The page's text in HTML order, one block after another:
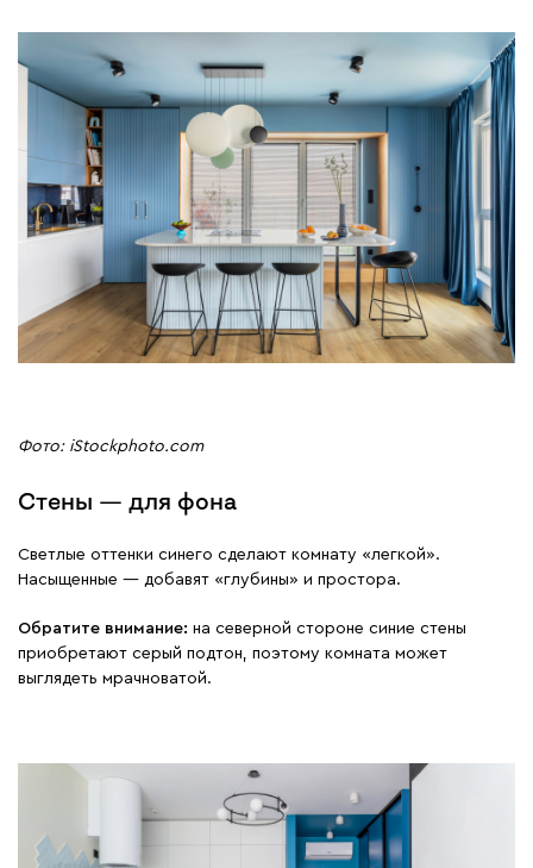
Фото: iStockphoto.com
Стены — для фона
Светлые оттенки синего сделают комнату «легкой».
Насыщенные — добавят «глубины» и простора.
Обратите внимание: на северной стороне синие стены
приобретают серый подтон, поэтому комната может
выглядеть мрачноватой.